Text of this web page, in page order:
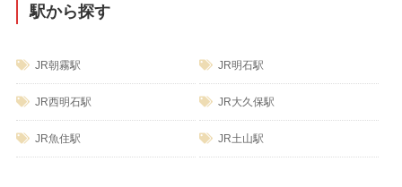
駅から探す
JR朝霧駅 JR明石駅
JR西明石駅 JR大久保駅
JR魚住駅 JR土山駅